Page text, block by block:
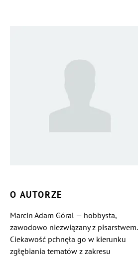
O AUTORZE
Marcin Adam Góral — hobbysta,
zawodowo niezwiązany z pisarstwem.
Ciekawość pchnęła go w kierunku
zgłębiania tematów z zakresu